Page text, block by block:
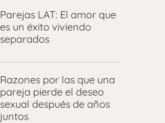
Parejas LAT: El amor que
es un éxito viviendo
separados
Razones por las que una
pareja pierde el deseo
sexual después de años
juntos